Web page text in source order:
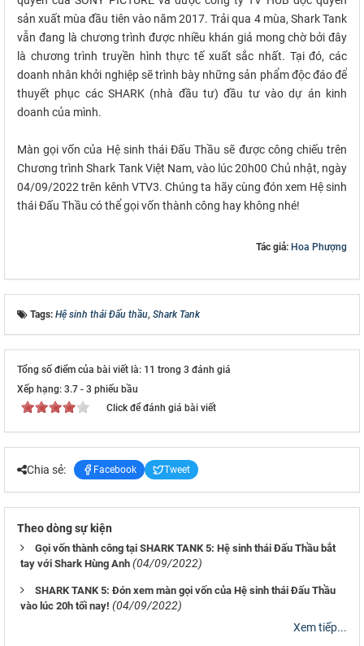
sản xuất mùa đầu tiên vào năm 2017. Trải qua 4 mùa, Shark Tank
vẫn đang là chương trình được nhiều khán giả mong chờ bởi đây
là chương trình truyền hình thực tế xuất sắc nhất. Tại đó, các
doanh nhân khởi nghiệp sẽ trình bày những sản phẩm độc đáo để
thuyết phục các SHARK (nhà đầu tư) đầu tư vào dự án kinh
doanh của mình.
Màn gọi vốn của Hệ sinh thái Đấu Thầu sẽ được công chiếu trên
Chương trình Shark Tank Việt Nam, vào lúc 20h00 Chủ nhật, ngày
04/09/2022 trên kênh VTV3. Chúng ta hãy cùng đón xem Hệ sinh
thái Đấu Thầu có thể gọi vốn thành công hay không nhé!
Tác giả: Hoa Phượng
Tags: Hệ sinh thái Đấu thầu, Shark Tank
Tổng số điểm của bài viết là: 11 trong 3 đánh giá
Xếp hạng: 3.7 - 3 phiếu bầu
Click để đánh giá bài viết
Chia sẻ: Facebook Tweet
Theo dòng sự kiện
Gọi vốn thành công tại SHARK TANK 5: Hệ sinh thái Đấu Thầu bắt
tay với Shark Hùng Anh (04/09/2022)
SHARK TANK 5: Đón xem màn gọi vốn của Hệ sinh thái Đấu Thầu
vào lúc 20h tối nay! (04/09/2022)
Xem tiếp...